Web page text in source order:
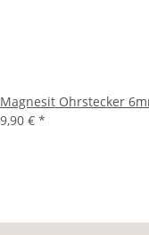
Magnesit Ohrstecker
9,90 € *